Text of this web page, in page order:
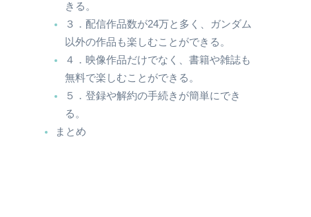
きる。
３．配信作品数が24万と多く、ガンダム
以外の作品も楽しむことができる。
４．映像作品だけでなく、書籍や雑誌も
無料で楽しむことができる。
５．登録や解約の手続きが簡単にでき
る。
まとめ